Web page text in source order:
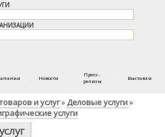
Новости
Пресс-
релизы
Выставки
и услуг» Деловые услуги»
услуги